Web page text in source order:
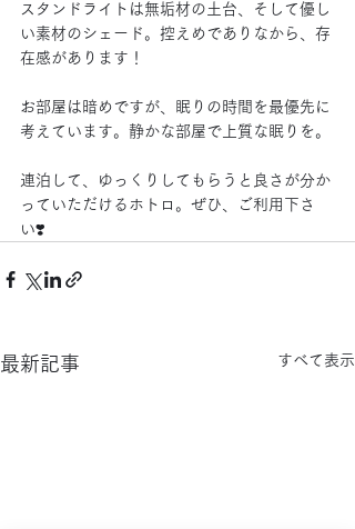
スタンドライトは無垢材の土台、そして優し
い素材のシェード。控えめでありなから、存
在感があります！
お部屋は暗めですが、眠りの時間を最優先に
考えています。静かな部屋で上質な眠りを。
連泊して、ゆっくりしてもらうと良さが分か
っていただけるホトロ。ぜひ、ご利用下さ
い❣️
最新記事 すべて表示